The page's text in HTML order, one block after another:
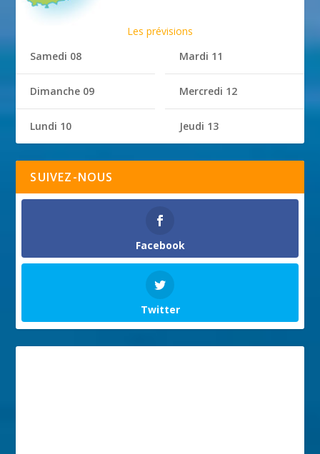
Les prévisions
Samedi 08
Dimanche 09
Lundi 10
Mardi 11
Mercredi 12
Jeudi 13
SUIVEZ-NOUS
Facebook
Twitter